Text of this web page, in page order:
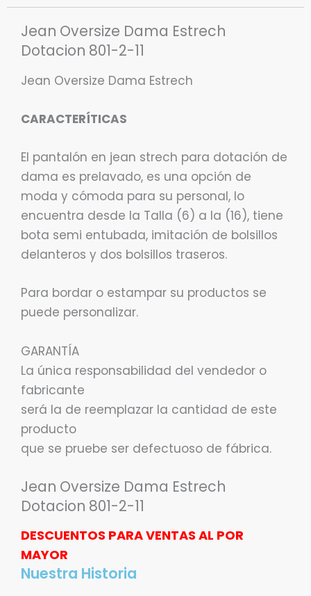
Jean Oversize Dama Estrech
Dotacion 801-2-11
Jean Oversize Dama Estrech
CARACTERÍTICAS
El pantalón en jean strech para dotación de
dama es prelavado, es una opción de
moda y cómoda para su personal, lo
encuentra desde la Talla (6) a la (16), tiene
bota semi entubada, imitación de bolsillos
delanteros y dos bolsillos traseros.
Para bordar o estampar su productos se
puede personalizar.
GARANTÍA
La única responsabilidad del vendedor o
fabricante
será la de reemplazar la cantidad de este
producto
que se pruebe ser defectuoso de fábrica.
Jean Oversize Dama Estrech
Dotacion 801-2-11
DESCUENTOS PARA VENTAS AL POR
MAYOR
Nuestra Historia